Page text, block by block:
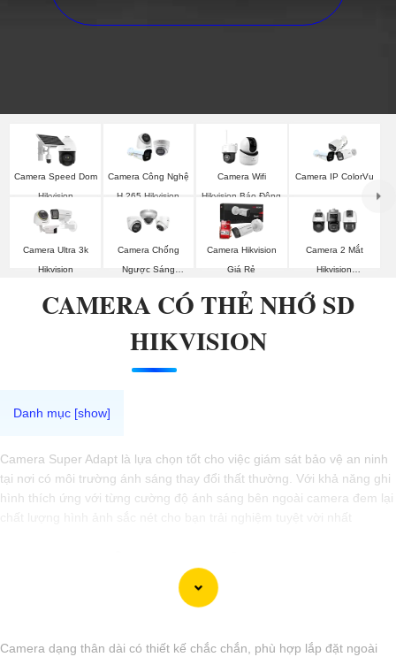
Camera Speed Dom
Hikvision
Camera Công Nghệ
H.265 Hikvision
Camera Wifi
Hikvision Báo Động
Camera IP ColorVu
Camera Ultra 3k
Hikvision
Camera Chống
Ngược Sáng
Camera Hikvision
Giá Rẻ
Camera 2 Mắt
Hikvision
CAMERA CÓ THẺ NHỚ SD
HIKVISION
Camera Super Adapt là lựa chọn tốt cho việc giám sát bảo vệ an ninh
tại nơi có môi trường ánh sáng thay đổi thất thường. Với khả năng ghi
hình thích ứng với từng cường độ ánh sáng bên ngoài camera đem lại
Camera dạng thân dài có thiết kế chắc chắn, phù hợp lắp đặt ngoài